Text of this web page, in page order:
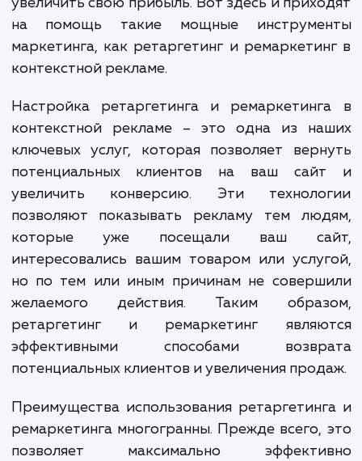
множеству причин: от отвлекающего
происходит, ваш бизнес теряет
на помощь такие мощные
маркетинга, как ретаргетинг и
контекстной рекламе.
Настройка ретаргетинга и
контекстной рекламе – это одна из
ключевых услуг, которая позволяет
потенциальных клиентов на ваш
увеличить конверсию. Эти
позволяют показывать рекламу тем
которые уже посещали ваш
интересовались вашим товаром или
но по тем или иным причинам не
желаемого действия. Таким
ретаргетинг и ремаркетинг